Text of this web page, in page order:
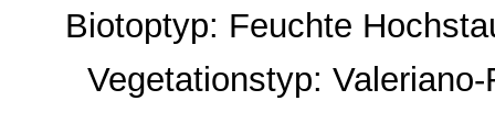
Biotoptyp: Feuchte
Vegetationstyp: